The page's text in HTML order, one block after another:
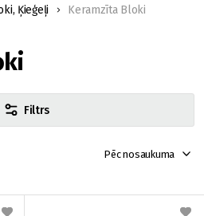
Ķieģeļi Keramzīta Bloki
Filtrs
Pēc nosaukuma